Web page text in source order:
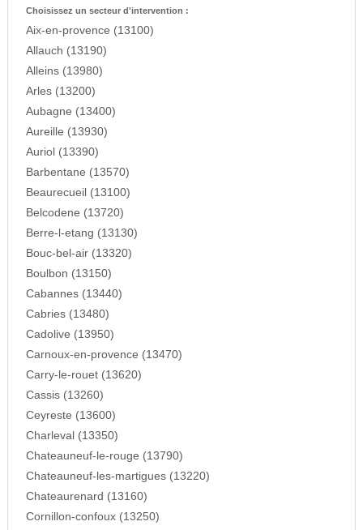
Choisissez un secteur d'intervention :
Aix-en-provence (13100)
Allauch (13190)
Alleins (13980)
Arles (13200)
Aubagne (13400)
Aureille (13930)
Auriol (13390)
Barbentane (13570)
Beaurecueil (13100)
Belcodene (13720)
Berre-l-etang (13130)
Bouc-bel-air (13320)
Boulbon (13150)
Cabannes (13440)
Cabries (13480)
Cadolive (13950)
Carnoux-en-provence (13470)
Carry-le-rouet (13620)
Cassis (13260)
Ceyreste (13600)
Charleval (13350)
Chateauneuf-le-rouge (13790)
Chateauneuf-les-martigues (13220)
Chateaurenard (13160)
Cornillon-confoux (13250)